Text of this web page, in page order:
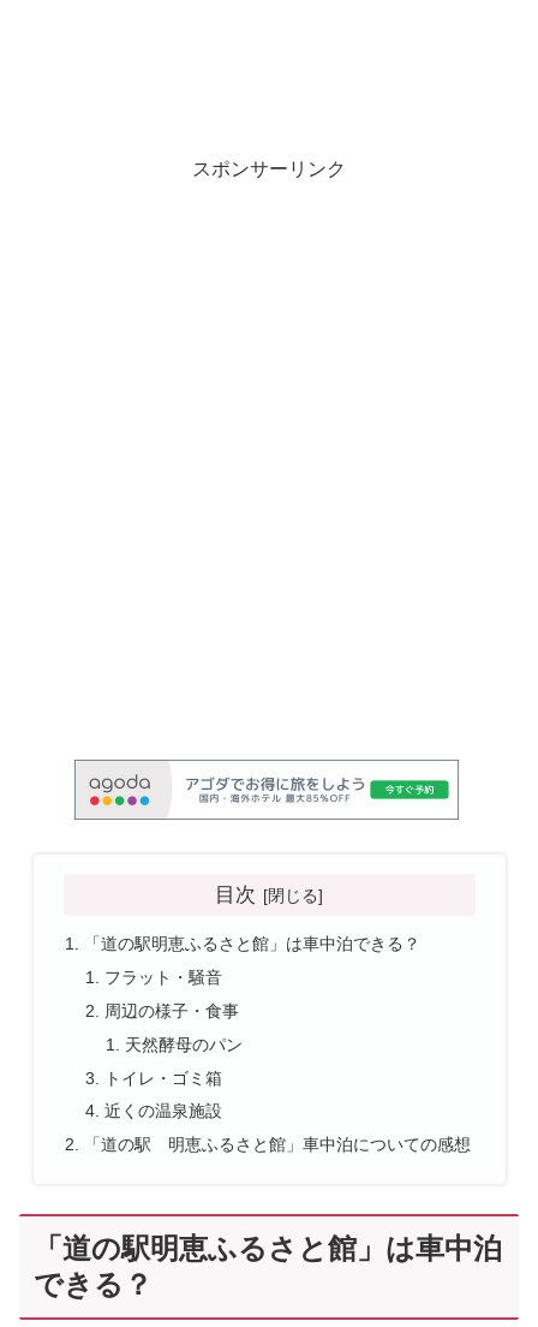
スポンサーリンク
目次
「道の駅明恵ふるさと館」は車中泊できる？
フラット・騒音
周辺の様子・食事
天然酵母のパン
トイレ・ゴミ箱
近くの温泉施設
「道の駅 明恵ふるさと館」車中泊についての感想
「道の駅明恵ふるさと館」は車中泊
できる？